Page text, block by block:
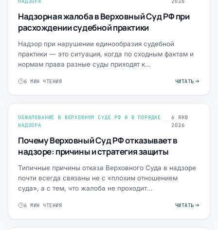
Надзорная жалоба в Верховный Суд РФ при
расхождении судебной практики
Надзор при нарушении единообразия судебной
практики — это ситуация, когда по сходным фактам и
нормам права разные суды приходят к
6 МИН ЧТЕНИЯ ЧИТАТЬ
ОБЖАЛОВАНИЕ В ВЕРХОВНОМ СУДЕ РФ И В ПОРЯДКЕ
НАДЗОРА
6 ЯНВ
2026
Почему Верховный Суд РФ отказывает в
надзоре: причины и стратегия защиты
Типичные причины отказа Верховного Суда в надзоре
почти всегда связаны не с «плохим отношением
суда», а с тем, что жалоба не проходит
6 МИН ЧТЕНИЯ ЧИТАТЬ